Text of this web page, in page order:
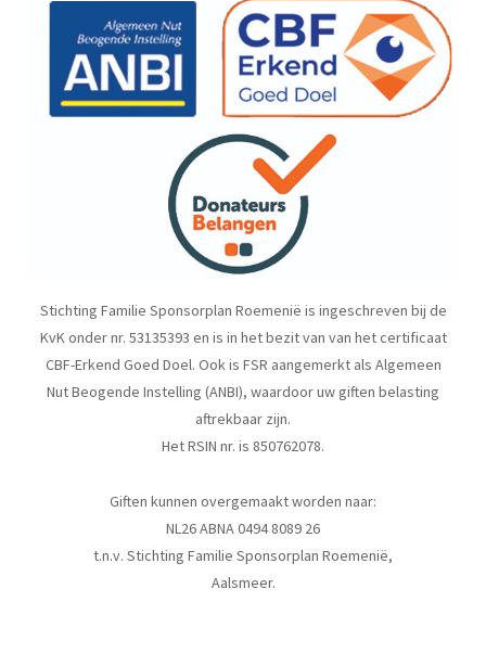
Stichting Familie Sponsorplan Roemenië is ingeschreven bij de
KvK onder nr. 53135393 en is in het bezit van van het certificaat
CBF-Erkend Goed Doel. Ook is FSR aangemerkt als Algemeen
Nut Beogende Instelling (ANBI), waardoor uw giften belasting
aftrekbaar zijn.
Het RSIN nr. is 850762078.
Giften kunnen overgemaakt worden naar:
NL26 ABNA 0494 8089 26
t.n.v. Stichting Familie Sponsorplan Roemenië,
Aalsmeer.